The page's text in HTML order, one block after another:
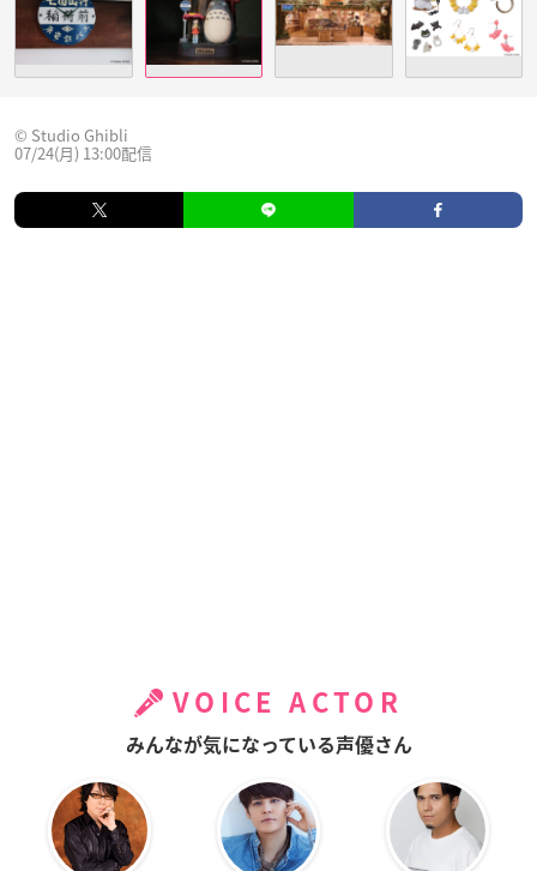
© Studio Ghibli
07/24(月) 13:00配信
VOICE ACTOR
みんなが気になっている声優さん